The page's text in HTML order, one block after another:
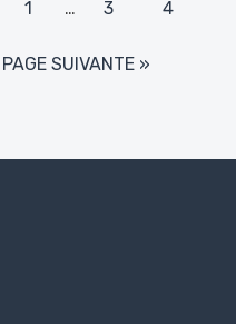
1 … 3 4
PAGE SUIVANTE »